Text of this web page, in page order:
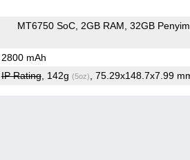
MT6750 SoC 2GB RAM 32GB
2800 mAh
IP Rating, 142g (5oz) , 75.29x148.7x7.99